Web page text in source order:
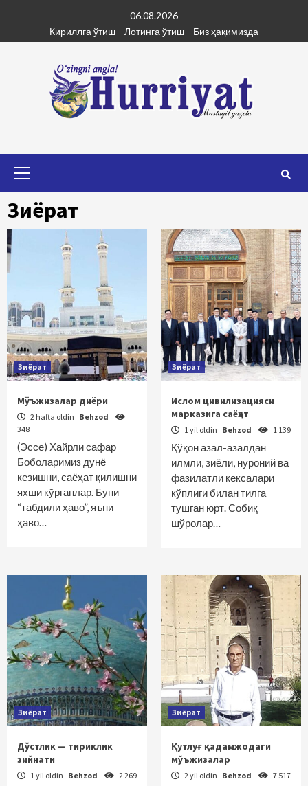
content
06.08.2026
Кириллга ўтиш
Лотинга ўтиш Биз ҳақимизда
Зиёрат
Зиёрат
Мўъжизалар диёри
2 hafta oldin Behzod
348
(Эссе) Хайрли сафар
Боболаримиз дунё
кезишни, саёҳат қилишни
яхши кўрганлар. Буни
“табдили ҳаво”, яъни
ҳаво…
Зиёрат
Ислом цивилизацияси
марказига саёҳат
1 yil oldin Behzod 1 139
Қўқон азал-азалдан
илмли, зиёли, нуроний ва
фазилатли кексалари
кўплиги билан тилга
тушган юрт. Собиқ
шўролар…
Зиёрат
Дўстлик — тириклик
зийнати
1 yil oldin Behzod 2 269
Зиёрат
Қутлуғ қадамжодаги
мўъжизалар
2 yil oldin Behzod 7 517